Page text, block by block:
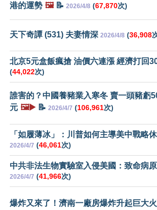
港的運勢 🖼️📝 2026/4/8 (67,870次)
天下奇譚 (531) 夫妻情深 2026/4/8 (36,908
北京5元盒飯瘋搶 油價六連漲 經濟打回
(44,022次)
誰害的？中國養豬業入寒冬 賣一頭豬虧
元 🖼️▶️ 📝 2026/4/7 (106,961次)
「如履薄冰」：川普如何主導美中戰略
2026/4/7 (46,061次)
中共非法生物實驗室入侵美國：致命病
2026/4/7 (41,966次)
爆炸又來了！濟南一廠房爆炸升起巨大